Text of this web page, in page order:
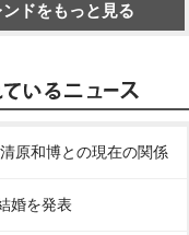
ドをもっと見る
原和博との現在の関係
婚を発表